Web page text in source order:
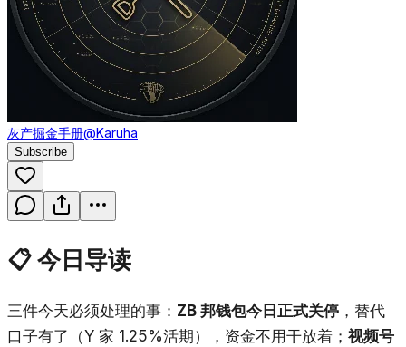
灰产掘金手册@Karuha
Subscribe
📋 今日导读
三件今天必须处理的事： ZB 邦钱包今日正式关停 ，替代
口子有了（Y 家 1.25%活期），资金不用干放着； 视频号